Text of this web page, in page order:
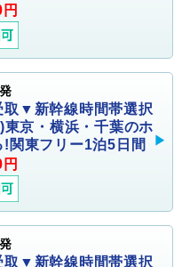
▼新幹線時間帯選択
京・横浜・千葉のホ
!関東フリー1泊5日間
▼新幹線時間帯選択